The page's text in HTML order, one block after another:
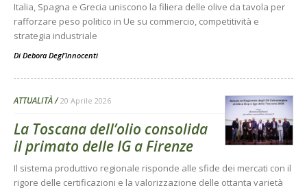
Italia, Spagna e Grecia uniscono la filiera delle olive da tavola per
rafforzare peso politico in Ue su commercio, competitività e
strategia industriale
Di Debora Degl’Innocenti
ATTUALITÀ 20 Aprile 2026
La Toscana dell’olio consolida
il primato delle IG a Firenze
Il sistema produttivo regionale risponde alle sfide dei mercati con il
rigore delle certificazioni e la valorizzazione delle ottanta varietà